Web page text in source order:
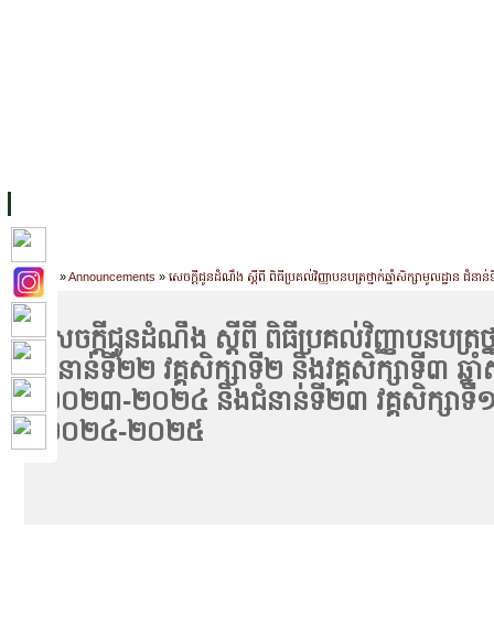
Home »Announcements » សេចក្តីជូនដំណឹង ស្តីពី ពិធីប្រគល់វិញ្ញាបនបត្រថ្នាក់ឆ្នាំសិក្សាមូលដ្ឋាន
សេចក្តីជូនដំណឹង ស្តីពី ពិធីប្រគល់វិញ្ញាបនបត្រថ្ន
ជំនាន់ទី២២ វគ្គសិក្សាទី២ និងវគ្គសិក្សាទី៣ ឆ្នាំ
២០២៣-២០២៤ និងជំនាន់ទី២៣ វគ្គសិក្សាទី១
២០២៤-២០២៥